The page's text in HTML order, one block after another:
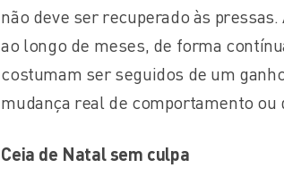
não deve ser recuperado às
ao longo de meses, de forma
costumam ser seguidos de um
mudança real de comportamento ou
Ceia de Natal sem culpa